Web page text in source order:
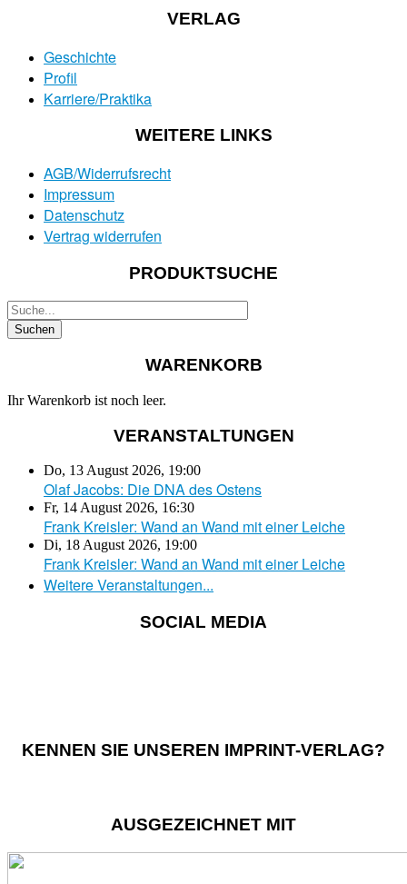
VERLAG
Geschichte
Profil
Karriere/Praktika
WEITERE LINKS
AGB/Widerrufsrecht
Impressum
Datenschutz
Vertrag widerrufen
PRODUKTSUCHE
WARENKORB
Ihr Warenkorb ist noch leer.
VERANSTALTUNGEN
Do, 13 August 2026, 19:00
Olaf Jacobs: Die DNA des Ostens
Fr, 14 August 2026, 16:30
Frank Kreisler: Wand an Wand mit einer Leiche
Di, 18 August 2026, 19:00
Frank Kreisler: Wand an Wand mit einer Leiche
Weitere Veranstaltungen...
SOCIAL MEDIA
KENNEN SIE UNSEREN IMPRINT-VERLAG?
AUSGEZEICHNET MIT